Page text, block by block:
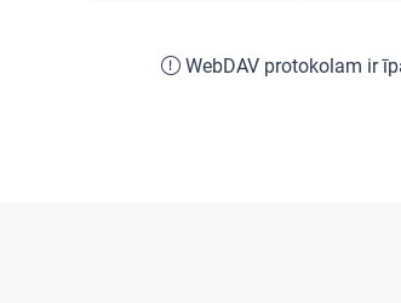
WebDAV protokolam ir